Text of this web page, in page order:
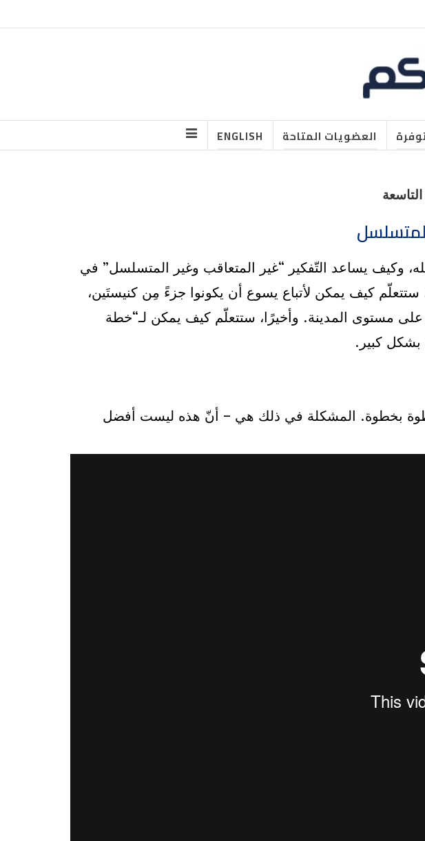
العضويات المتاحة ENGLISH
وكيف يساعد التّفكير “غير المتعاقب وغير المتسلسل” في
كيف يمكن لأتباع يسوع أن يكونوا جزءً مِن كنيستَين،
على مستوى المدينة. وأخيرًا، ستتعلّم كيف يمكن لـ“خطة
بشكل كبير.
خطوة بخطوة. المشكلة في ذلك هي – أنّ هذه ليست أفضل